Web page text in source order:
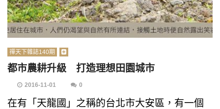
禪天下雜誌140期
都市農耕升級 打造理想田園城市
2016-11-01 0
在有「天龍國」之稱的台北市大安區，有一個